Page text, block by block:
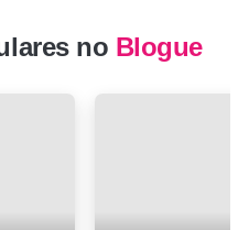
no Blogue